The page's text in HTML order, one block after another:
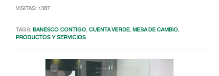
VISITAS: 1387
TAGS:BANESCO CONTIGO,CUENTA VERDE,MESA DE CAMBIO,
PRODUCTOS Y SERVICIOS